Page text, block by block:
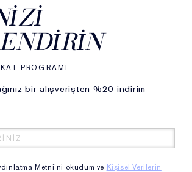
çiçekten elde edilen öz
çiçekler ve mineral su
ve güçlendirir. Özel
iletişimi güçlendirdiği ve bu
Böylece cilt daha gençmiş gibi
zengin,yoğun olan bu krem cildi
PROGRAMI
bir alışverişten %20 indirim
Metni’ni okudum ve Kişisel Verilerin